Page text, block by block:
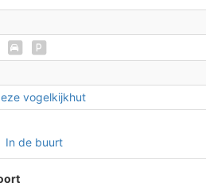
vogelkijkhut
In de buurt